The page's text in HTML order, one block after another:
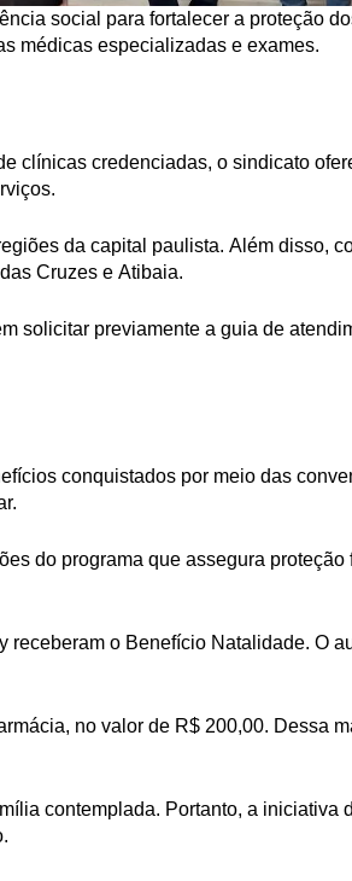
social para fortalecer a proteção
médicas especializadas e exames.
clínicas credenciadas, o sindicato
da capital paulista. Além disso,
Cruzes e Atibaia.
solicitar previamente a guia de
conquistados por meio das
do programa que assegura
o Benefício Natalidade. O
no valor de R$ 200,00. Dessa
contemplada. Portanto, a iniciativa